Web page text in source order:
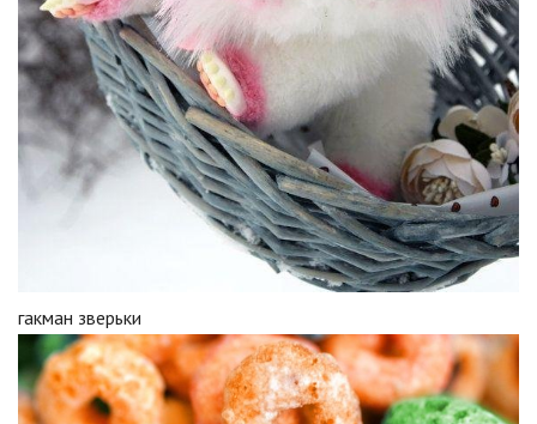
гакман зверьки